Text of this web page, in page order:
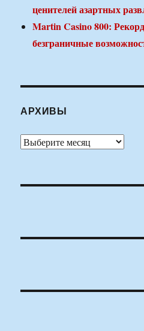
ценителей азартных
Martin Casino 800:
безграничные
АРХИВЫ
Архивы